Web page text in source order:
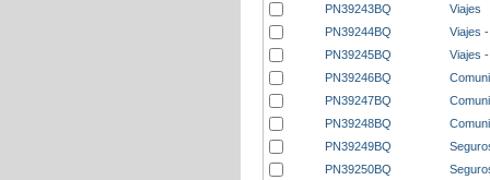
PN39243BQ
Viajes
PN39244BQ
Viajes
PN39245BQ
Viajes
PN39246BQ
PN39247BQ
PN39248BQ
PN39249BQ
PN39250BQ